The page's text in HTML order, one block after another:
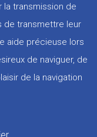
la transmission de
de transmettre leur
aide précieuse lors
de naviguer, de
de la navigation